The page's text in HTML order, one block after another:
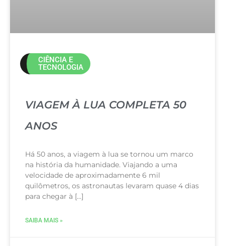
CIÊNCIA E
TECNOLOGIA
VIAGEM À LUA COMPLETA 50
ANOS
Há 50 anos, a viagem à lua se tornou um marco
na história da humanidade. Viajando a uma
velocidade de aproximadamente 6 mil
quilômetros, os astronautas levaram quase 4 dias
para chegar à […]
SAIBA MAIS »